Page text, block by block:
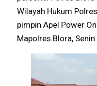
Wilayah Hukum
pimpin Apel Power
Mapolres Blora,